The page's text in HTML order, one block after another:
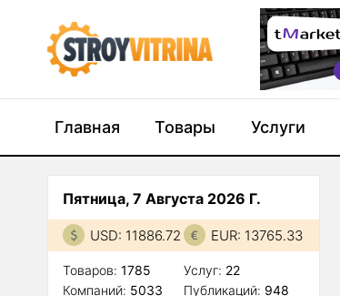
Главная Товары Услуги
Пятница, 7 Августа 2026 Г.
USD: 11886.72 EUR: 13765.33
Товаров: 1785
Компаний: 5033
Услуг: 22
Публикаций: 948